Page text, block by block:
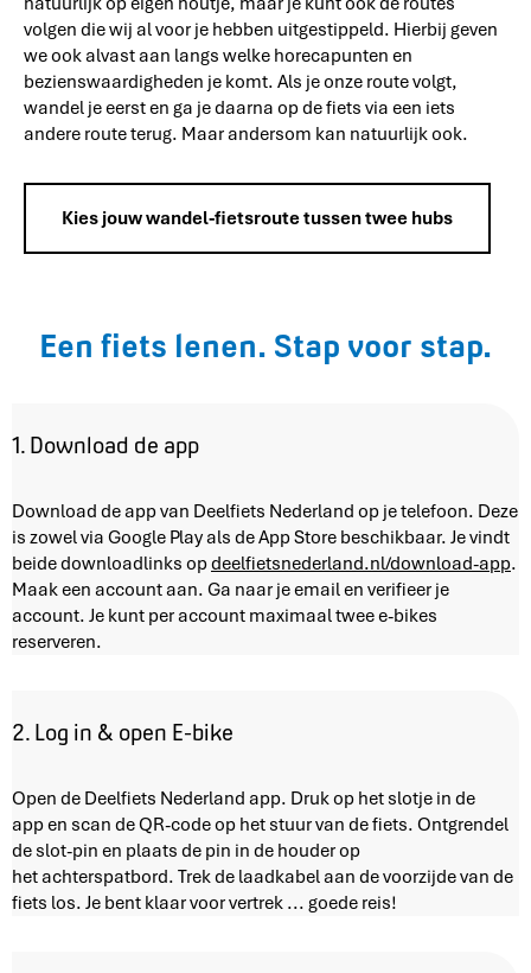
volgen die wij al voor je hebben uitgestippeld. Hierbij geven
we ook alvast aan langs welke horecapunten en
bezienswaardigheden je komt. Als je onze route volgt,
wandel je eerst en ga je daarna op de fiets via een iets
andere route terug. Maar andersom kan natuurlijk ook.
Kies jouw wandel-fietsroute tussen twee hubs
Een fiets lenen. Stap voor stap.
1. Download de app
Download de app van Deelfiets Nederland op je telefoon. Deze
is zowel via Google Play als de App Store beschikbaar. Je vindt
beide downloadlinks opdeelfietsnederland.nl/download-app.
Maak een account aan. Ga naar je email en verifieer je
account. Je kunt per account maximaal twee e-bikes
reserveren.
2. Log in & open E-bike
Open de Deelfiets Nederland app. Druk op het slotje in de
app en scan de QR-code op het stuur van de fiets. Ontgrendel
de slot-pin en plaats de pin in de houder op
het achterspatbord. Trek de laadkabel aan de voorzijde van de
fiets los. Je bent klaar voor vertrek ... goede reis!